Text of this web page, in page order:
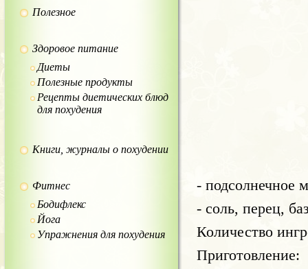
Полезное
Здоровое питание
Диеты
Полезные продукты
Рецепты диетических блюд
для похудения
Книги, журналы о похудении
Фитнес
Бодифлекс
Йога
Упражнения для похудения
- подсолнечное
- соль, перец,
Количество
Приготовление: